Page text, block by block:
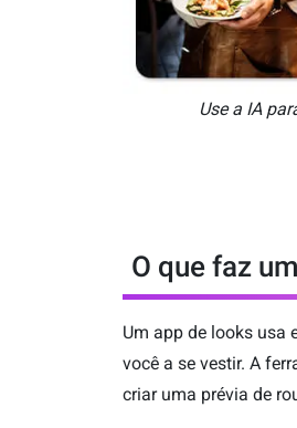
Use a IA
O que faz
Um app de looks usa
você a se vestir. A
criar uma prévia de